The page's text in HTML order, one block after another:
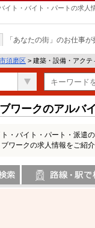
イト・バイト・パートの求人
「あなたの街」のお仕事
須磨区 > 建築・設備・アク
ワークのアルバ
・バイト・パート・派遣
ワークの求人情報をご紹介